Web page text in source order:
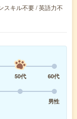
スキル不要 / 英語力不
50代
60代
男性